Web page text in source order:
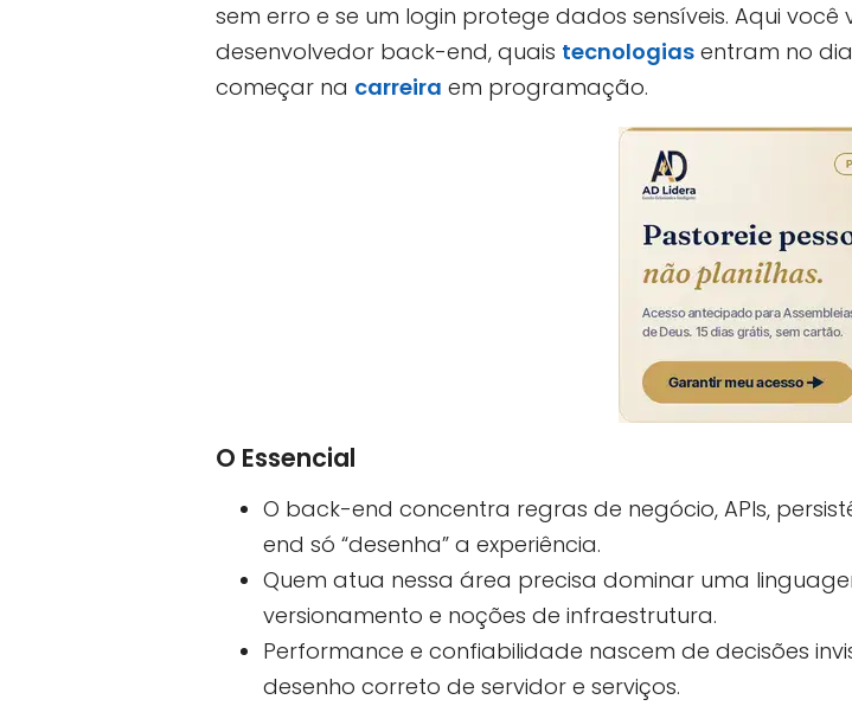
sem erro e se um login protege dados sensíveis. Aqui você
desenvolvedor back-end, quais tecnologias entram no
começar na carreira em programação.
O Essencial
O back-end concentra regras de negócio, APIs,
end só “desenha” a experiência.
Quem atua nessa área precisa dominar uma
versionamento e noções de infraestrutura.
Performance e confiabilidade nascem de decisões
desenho correto de servidor e serviços.